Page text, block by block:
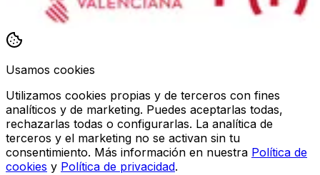
Usamos cookies
Utilizamos cookies propias y de terceros con fines
analíticos y de marketing. Puedes aceptarlas todas,
rechazarlas todas o configurarlas. La analítica de
terceros y el marketing no se activan sin tu
consentimiento. Más información en nuestra Política de
cookies y Política de privacidad.